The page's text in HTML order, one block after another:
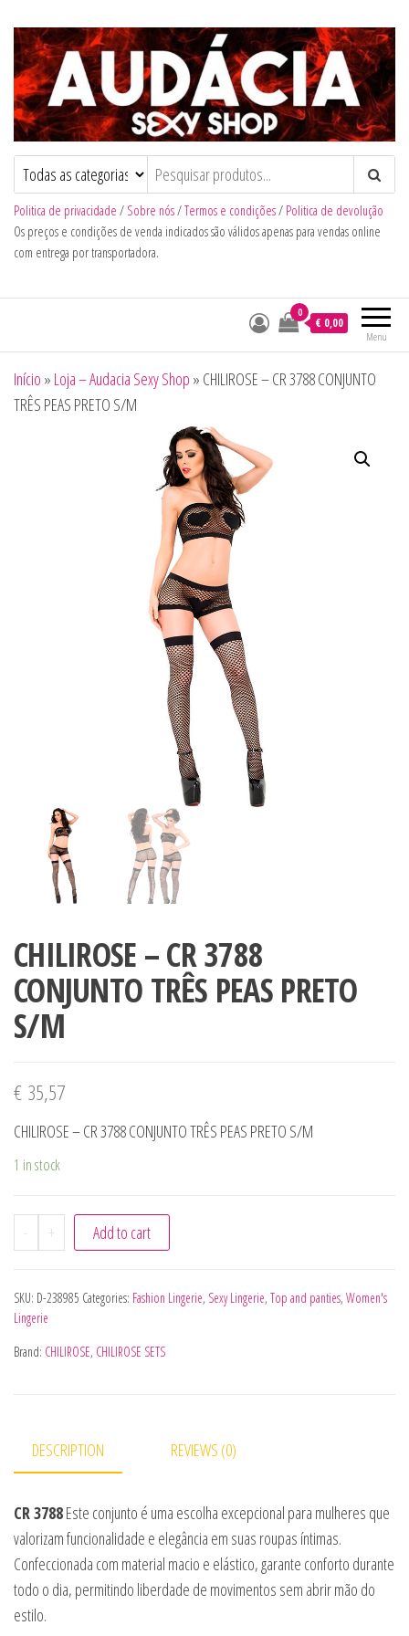
Audacia Sexy Shop
Politica de privacidade / Sobre nós/Termos e condições/ Politica de devolução
Os preços e condições de venda indicados são válidos apenas para vendas online
com entrega por transportadora.
Menu
0
€ 0,00
Início » Loja – Audacia Sexy Shop » CHILIROSE – CR 3788 CONJUNTO
TRÊS PEAS PRETO S/M
CHILIROSE – CR 3788
CONJUNTO TRÊS PEAS PRETO
S/M
€ 35,57
CHILIROSE – CR 3788 CONJUNTO TRÊS PEAS PRETO S/M
1 in stock
- + Add to cart
SKU: D-238985 Categories: Fashion Lingerie, Sexy Lingerie, Top and panties, Women's
Lingerie
Brand: CHILIROSE, CHILIROSE SETS
DESCRIPTION REVIEWS (0)
CR 3788Este conjunto é uma escolha excepcional para mulheres que
valorizam funcionalidade e elegância em suas roupas íntimas.
Confeccionada com material macio e elástico, garante conforto durante
todo o dia, permitindo liberdade de movimentos sem abrir mão do
estilo.